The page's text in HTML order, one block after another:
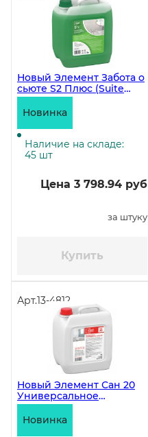
Новый Элемент Забота о
сьюте S2 Плюс (Suite
care S2 Plus)
Универсальное моющее
литров ЧЗ
Новинка
Наличие на складе:
45 шт
Цена 3 798.94 руб
за штуку
Купить
Арт.13-4812
Новый Элемент Сан 20
Универсальное
хлорсодержащее
средство, 5 литров
Новинка